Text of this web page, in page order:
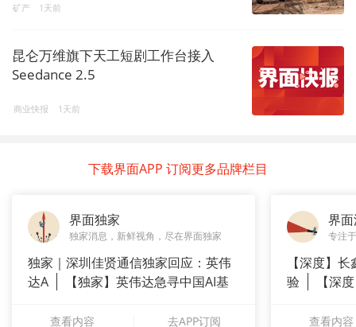
矿产 1天前
昆仑万维旗下天工短剧工作台接入
Seedance 2.5
商业快报 1天前
下载界面APP 订阅更多品牌栏目
界面独家
独家消息，新鲜视角，尽在界面独家
独家｜深圳佳贤通信独家回应：英伟
达A
【独家】英伟达急寻中国AI基
查看内容 去APP订阅
界
专注
【深度】
验
【深
查看内容